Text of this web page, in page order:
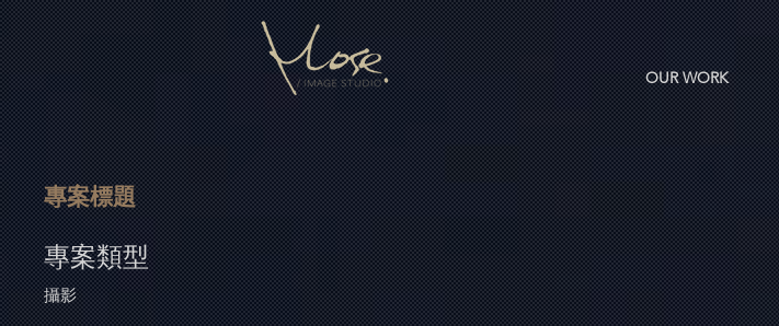
OUR WORK
專案標題
專案類型
攝影